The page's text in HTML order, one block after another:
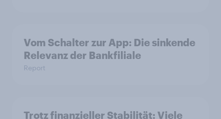
Vom Schalter zur App: Die sinkende
Relevanz der Bankfiliale
Report
Trotz finanzieller Stabilität: Viele